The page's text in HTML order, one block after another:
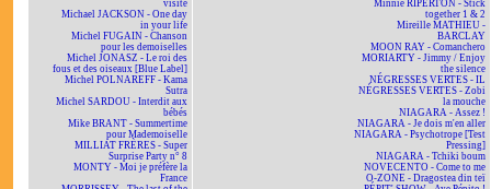
visite
Michael JACKSON - One day
in your life
Michel FUGAIN - Chanson
pour les demoiselles
Michel JONASZ - Le roi des
fous et des oiseaux [Blue Label]
Michel POLNAREFF - Kama
Sutra
Michel SARDOU - Interdit aux
bébés
Mike BRANT - Summertime
pour Mademoiselle
MILLIAT FRÈRES - Super
Surprise Party n° 8
MONTY - Moi je préfère la
France
Minnie RIPERTON - Stick
together 1 & 2
Mireille MATHIEU -
BARCLAY
MOON RAY - Comanchero
MORIARTY - Jimmy / Enjoy
the silence
NÉGRESSES VERTES - IL
NÉGRESSES VERTES - Zobi
la mouche
NIAGARA - Assez !
NIAGARA - Je dois m'en aller
NIAGARA - Psychotrope [Test
Pressing]
NIAGARA - Tchiki boum
NOVECENTO - Come to me
O-ZONE - Dragostea din teï